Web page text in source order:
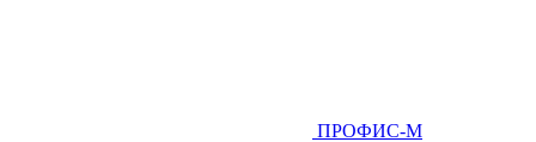
ПРОФИС-М